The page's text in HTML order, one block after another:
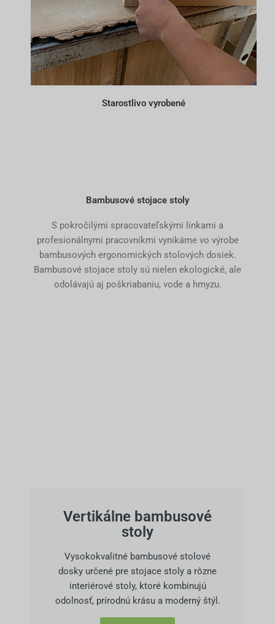
Starostlivo vyrobené
Bambusové stojace stoly
S pokročilými spracovateľskými linkami a
profesionálnymi pracovníkmi vynikáme vo výrobe
bambusových ergonomických stolových dosiek.
Bambusové stojace stoly sú nielen ekologické, ale
odolávajú aj poškriabaniu, vode a hmyzu.
Vertikálne bambusové
stoly
Vysokokvalitné bambusové stolové
dosky určené pre stojace stoly a rôzne
interiérové stoly, ktoré kombinujú
odolnosť, prírodnú krásu a moderný štýl.